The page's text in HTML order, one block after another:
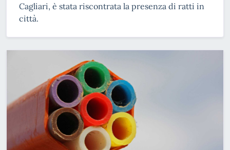
Cagliari, è stata riscontrata la presenza di ratti in
città.